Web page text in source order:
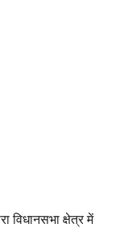
विधानसभा क्षेत्र में